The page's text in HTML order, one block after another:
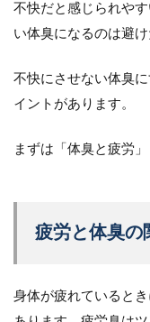
不快だと感じられや
い体臭になるのは避
不快にさせない体臭
イントがあります。
まずは「体臭と疲労
疲労と体臭の
身体が疲れていると